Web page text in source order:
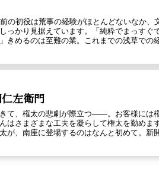
の初役は荒事の経験がほとんどないなか、
っかり見据えています。「純粋でまっすぐ
きめるのは至難の業。これまでの浅草での
左衛門
て、権太の悲劇が際立つ――。お客様には
はさまざまな工夫を凝らして権太を勤めま
が、南座に登場するのはなんと初めて。新